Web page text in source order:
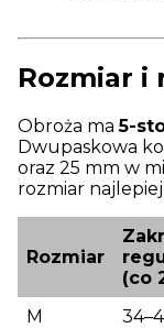
Rozmiar i
Obroża ma5-
Dwupaskowa
oraz 25 mm w
rozmiar
Rozmiar
(co
M